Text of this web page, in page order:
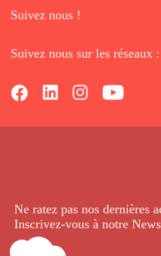
Suivez nous !
Suivez nous sur les réseaux :
Ne ratez pas nos dernières
Inscrivez-vous à notre